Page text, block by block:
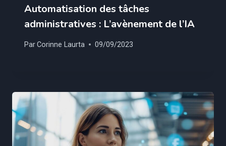
Automatisation des tâches
administratives : L’avènement de l’IA
ParCorinne Laurta 09/09/2023